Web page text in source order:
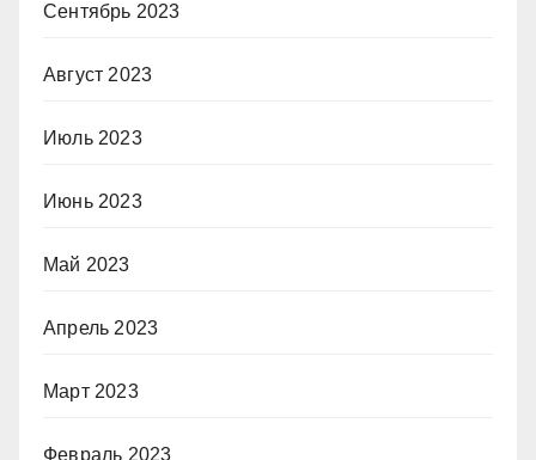
Сентябрь 2023
Август 2023
Июль 2023
Июнь 2023
Май 2023
Апрель 2023
Март 2023
Февраль 2023